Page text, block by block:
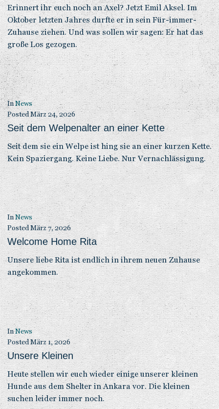
Erinnert ihr euch noch an Axel? Jetzt Emil Aksel. Im
Oktober letzten Jahres durfte er in sein Für-immer-
Zuhause ziehen. Und was sollen wir sagen: Er hat das
große Los gezogen.
InNews
PostedMärz 24, 2026
Seit dem Welpenalter an einer Kette
Seit dem sie ein Welpe ist hing sie an einer kurzen Kette.
Kein Spaziergang. Keine Liebe. Nur Vernachlässigung.
InNews
PostedMärz 7, 2026
Welcome Home Rita
Unsere liebe Rita ist endlich in ihrem neuen Zuhause
angekommen.
InNews
PostedMärz 1, 2026
Unsere Kleinen
Heute stellen wir euch wieder einige unserer kleinen
Hunde aus dem Shelter in Ankara vor. Die kleinen
suchen leider immer noch.